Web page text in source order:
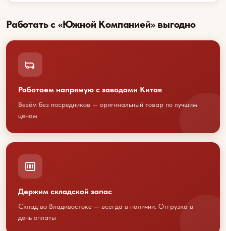
Работать с «Южной Компанией» выгодно
Работаем напрямую с заводами Китая
Везём без посредников — оригинальный товар по лучшим
ценам
Держим складской запас
Склад во Владивостоке — всегда в наличии. Отгрузка в
день оплаты
сотрудничество?
Свяжитесь с нами любым
удобным способом
или оставьте свои контакты